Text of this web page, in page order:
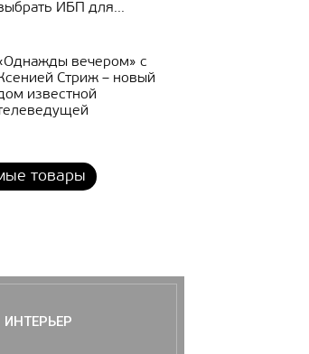
ИБП для...
вечером» с
Стриж – новый
известной
товары
ИНТЕРЬЕР